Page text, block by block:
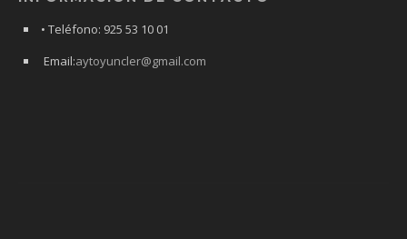
• Teléfono: 925 53 10 01
Email:aytoyuncler@gmail.com